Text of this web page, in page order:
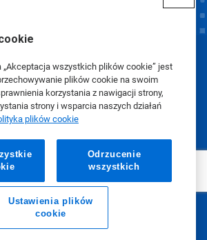
„Akceptacja wszystkich plików cookie” jest
plików cookie na swoim
korzystania z nawigacji strony,
strony i wsparcia naszych działań
plików cookie
Odrzucenie
wszystkich
Ustawienia plików
cookie
Zadzwoń do nas
© Ecolab Inc. 2025
(SDS)|Polityka prywatności
użytkowania